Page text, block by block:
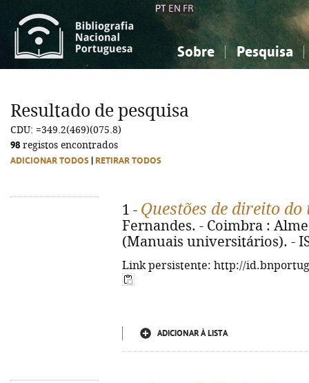
PT EN FR
Sobre Pesquisa
Ciências sociais...
Ciências sociais...
Resultado de pesquisa
CDU: =349.2(469)(075.8)
98 registos encontrados
ADICIONAR TODOS RETIRAR TODOS
1 - Questões de direito
Fernandes. - Coimbra :
(Manuais universitários). -
Link persistente: http://
ADICIONAR À LISTA